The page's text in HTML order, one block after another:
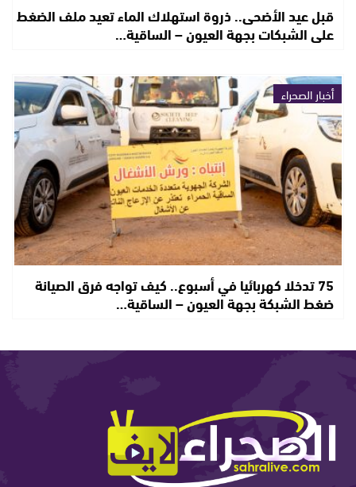
قبل عيد الأضحى.. ذروة استهلاك الماء تعيد ملف الضغط
على الشبكات بجهة العيون – الساقية…
أخبار الصحراء
75 تدخلا كهربائيا في أسبوع.. كيف تواجه فرق الصيانة
ضغط الشبكة بجهة العيون – الساقية…